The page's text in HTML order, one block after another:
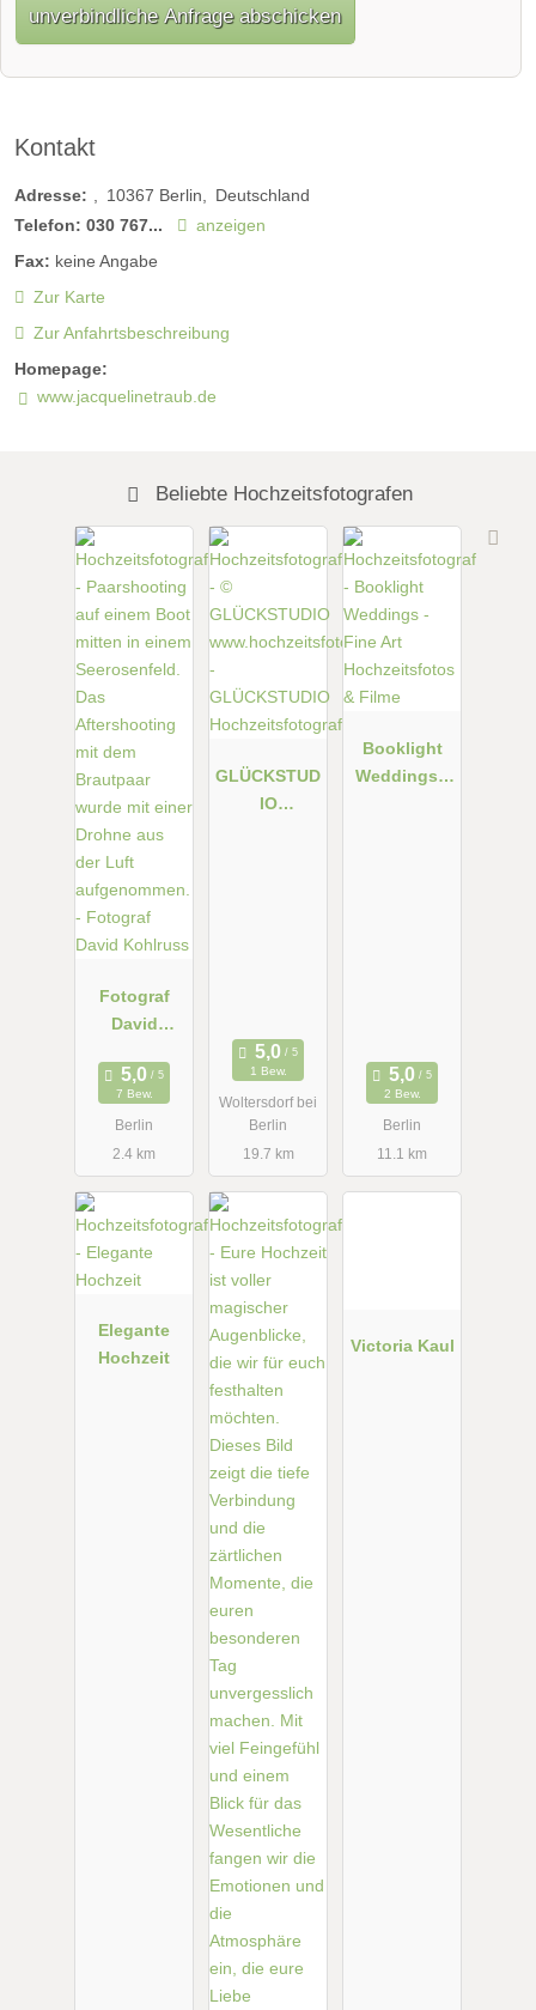
unverbindliche Anfrage abschicken
Kontakt
Adresse: 10367 Berlin
Deutschland
Telefon: 030 767...
anzeigen
Fax: keine Angabe
Zur Karte
Zur Anfahrtsbeschreibung
Homepage:
www.jacquelinetraub.de
Beliebte Hochzeitsfotografen
Fotograf
David
7 Bew.
Berlin
2.4 km
GLÜCKSTUD
IO
1 Bew.
Woltersdorf bei
Berlin
19.7 km
Booklight
Weddings -
2 Bew.
Berlin
11.1 km
Elegante
Hochzeit
Victoria Kaul